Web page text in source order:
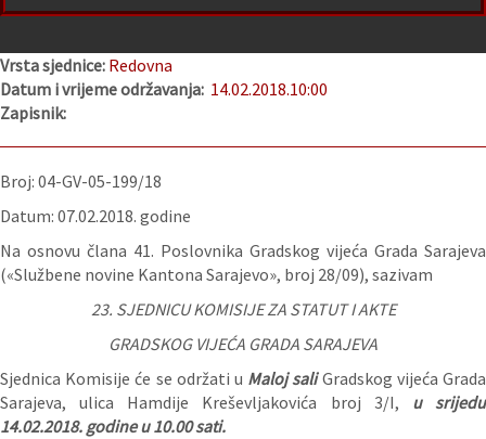
Vrsta sjednice: Redovna
Datum i vrijeme održavanja: 14.02.2018.10:00
Zapisnik:
Broj: 04-GV-05-199/18
Datum: 07.02.2018. godine
Na osnovu člana 41. Poslovnika Gradskog vijeća Grada Sarajeva
(«Službene novine Kantona Sarajevo», broj 28/09), sazivam
23. SJEDNICU KOMISIJE ZA STATUT I AKTE
GRADSKOG VIJEĆA GRADA SARAJEVA
Sjednica Komisije će se održati u Maloj saliGradskog vijeća Grada
Sarajeva, ulica Hamdije Kreševljakovića broj 3/I, u srijedu
14.02.2018. godine u 10.00 sati.